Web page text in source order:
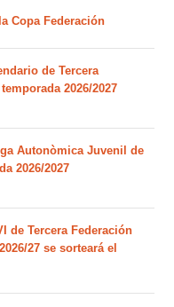
Copa Federación
de Tercera
2026/2027
Autonòmica Juvenil de
2026/2027
de Tercera Federación
27 se sorteará el